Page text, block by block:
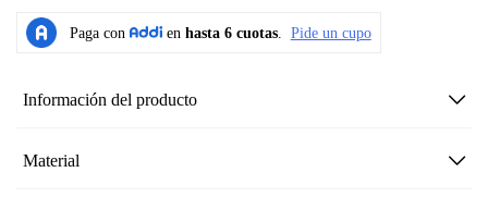
Información del producto
Material